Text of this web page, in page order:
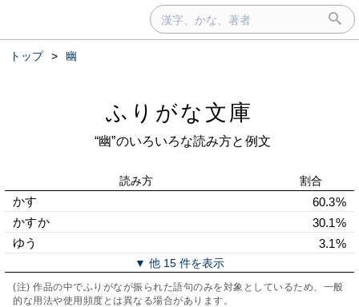
トップ > 幽
ふりがな文庫
“幽”のいろいろな読み方と例文
読み方 割合
かす
60.3%
かすか
30.1%
ゆう
3.1%
▼ 他 15 件を表示
(注) 作品の中でふりがなが振られた語句のみを対象としているため、一般
的な用法や使用頻度とは異なる場合があります。